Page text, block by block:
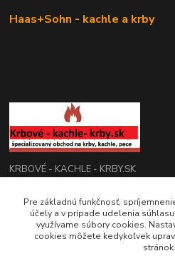
Haas+Sohn - kachle a krby
KRBOVÉ - KACHLE - KRBY.SK
0949 476 255
08:00 - 17.00
Pre základnú funkčnosť,
účely a v prípade udelenia
využívame súbory cookies.
cookies môžete kedykoľvek
stránok.